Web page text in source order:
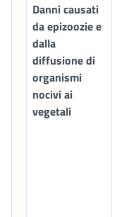
Danni causati
da epizoozie e
dalla
diffusione di
organismi
nocivi ai
vegetali